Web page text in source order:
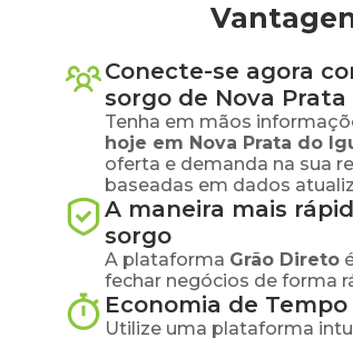
Conecte-se agora
sorgo de Nova
Tenha em mãos
hoje em Nova Prata do
oferta e demanda na sua
baseadas em dados
A maneira mais
sorgo
A plataforma Grão Direto
fechar negócios de forma
Economia de
Utilize uma plataforma